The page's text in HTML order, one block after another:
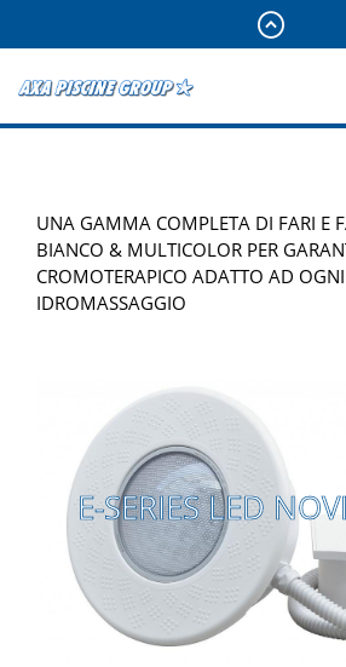
UNA GAMMA COMPLETA DI FARI E
BIANCO & MULTICOLOR PER
CROMOTERAPICO ADATTO AD
IDROMASSAGGIO
E-SERIES LED
E-SERIES LED
Vai alla pagina